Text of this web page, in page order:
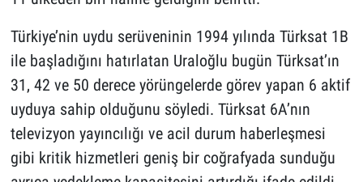
Türkiye’nin uydu serüveninin 1994 yılında Türksat 1B
ile başladığını hatırlatan Uraloğlu bugün Türksat’ın
31, 42 ve 50 derece yörüngelerde görev yapan 6 aktif
uyduya sahip olduğunu söyledi. Türksat 6A’nın
televizyon yayıncılığı ve acil durum haberleşmesi
gibi kritik hizmetleri geniş bir coğrafyada sunduğu